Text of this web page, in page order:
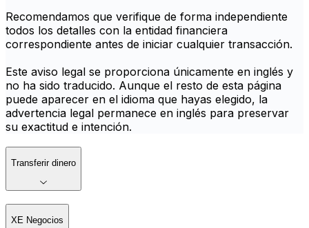
Recomendamos que verifique de forma independiente
todos los detalles con la entidad financiera
correspondiente antes de iniciar cualquier transacción.
Este aviso legal se proporciona únicamente en inglés y
no ha sido traducido. Aunque el resto de esta página
puede aparecer en el idioma que hayas elegido, la
advertencia legal permanece en inglés para preservar
su exactitud e intención.
Transferir dinero
XE Negocios